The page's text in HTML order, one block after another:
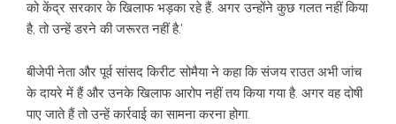
को केंद्र सरकार के खिलाफ भड़का रहे हैं. अगर उन्होंने कुछ गलत नहीं किया
है, तो उन्हें डरने की जरूरत नहीं है.’
बीजेपी नेता और पूर्व सांसद किरीट सोमैया ने कहा कि संजय राउत अभी जांच
के दायरे में हैं और उनके खिलाफ आरोप नहीं तय किया गया है. अगर वह दोषी
पाए जाते हैं तो उन्हें कार्रवाई का सामना करना होगा.